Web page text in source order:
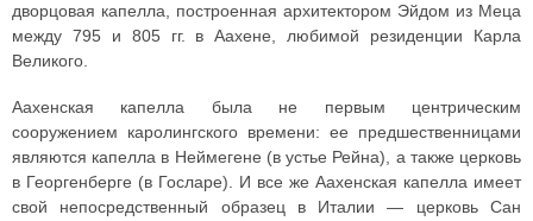
дворцовая капелла, построенная архитектором Эйдом из Меца
между 795 и 805 гг. в Аахене, любимой резиденции Карла
Великого.
Аахенская капелла была не первым центрическим
сооружением каролингского времени: ее предшественницами
являются капелла в Неймегене (в устье Рейна), а также церковь
в Георгенберге (в Госларе). И все же Аахенская капелла имеет
свой непосредственный образец в Италии — церковь Сан